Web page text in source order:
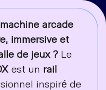
arcade
immersive et
de jeux ? Le
est un rail
inspiré de